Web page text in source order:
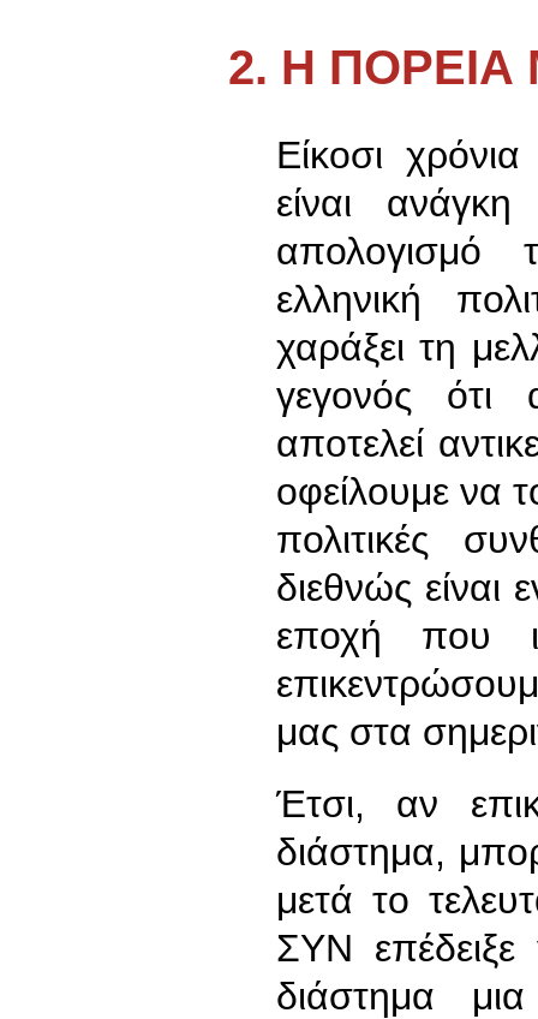
2. Η
Είκοσι
είναι
απολογισμό
ελληνική
χαράξει τη
γεγονός ότι
αποτελεί
οφείλουμε να
πολιτικές
διεθνώς είναι
εποχή που
μας στα
Έτσι, αν
διάστημα,
μετά το
ΣΥΝ επέδειξε
διάστημα